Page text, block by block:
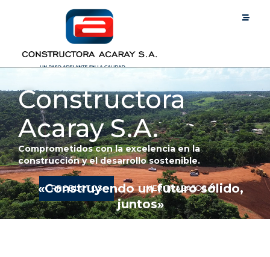
Constructora
Acaray S.A.
Comprometidos con la excelencia en la
construcción y el desarrollo sostenible.
PRODUCTOS VER TRABAJOS
«Construyendo un futuro sólido,
juntos»